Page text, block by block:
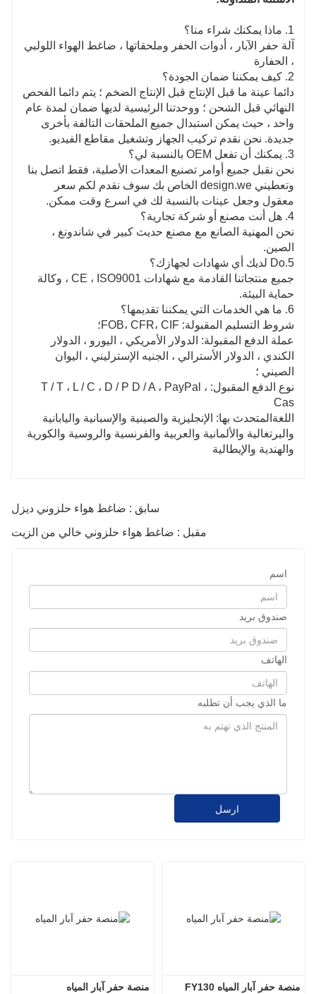
1. ماذا يمكنك شراء منا؟
آلة حفر الآبار ، أدوات الحفر وملحقاتها ، ضاغط الهواء اللولبي
، الحفارة
2. كيف يمكننا ضمان الجودة؟
دائما عينة ما قبل الإنتاج قبل الإنتاج الضخم ؛ يتم دائما الفحص
النهائي قبل الشحن ؛ ووحدتنا الرئيسية لديها ضمان لمدة عام
واحد ، حيث يمكن استبدال جميع الملحقات التالفة بأخرى
جديدة. نحن نقدم تركيب الجهاز وتشغيل مقاطع الفيديو.
3. يمكنك أن تفعل OEM بالنسبة لي؟
نحن نقبل جميع أوامر تصنيع المعدات الأصلية، فقط اتصل بنا
وتعطيني design.we الخاص بك سوف نقدم لكم سعر
معقول وجعل عينات بالنسبة لك في اسرع وقت ممكن.
4. هل أنت مصنع أو شركة تجارية؟
نحن المهنية الصانع مع مصنع حديث كبير في شاندونغ ،
الصين.
5.Do لديك أي شهادات لجهازك؟
جميع منتجاتنا القادمة مع شهادات CE ، ISO9001 ، وكالة
حماية البيئة.
6. ما هي الخدمات التي يمكننا تقديمها؟
شروط التسليم المقبولة: FOB، CFR، CIF؛
عملة الدفع المقبولة: الدولار الأمريكي ، اليورو ، الدولار
الكندي ، الدولار الأسترالي ، الجنيه الإسترليني ، اليوان
الصيني ؛
نوع الدفع المقبول: T / T ، L / C ، D / P D / A ، PayPal ،
Cas
اللغةالمتحدث بها: الإنجليزية والصينية والإسبانية واليابانية
والبرتغالية والألمانية والعربية والفرنسية والروسية والكورية
والهندية والإيطالية
سابق : ضاغط هواء حلزوني ديزل
مقبل : ضاغط هواء حلزوني خالي من الزيت
اسم
صندوق بريد
الهاتف
ما الذي يجب أن تطلبه
ارسل
منصة حفر آبار المياه منصة حفر آبار المياه FY130